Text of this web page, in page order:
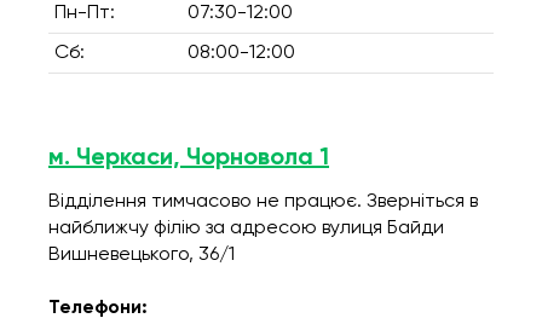
Пн-Пт: 07:30-12:00
Сб: 08:00-12:00
м. Черкаси, Чорновола 1
Відділення тимчасово не працює. Зверніться в
найближчу філію за адресою вулиця Байди
Вишневецького, 36/1
Телефони: